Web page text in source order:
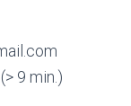
9 min.)